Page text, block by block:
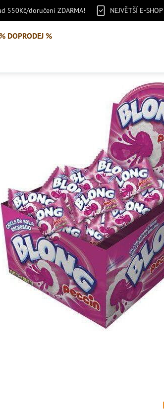
550Kč/doručení ZDARMA! NEJVĚTŠÍ E-
DOPRODEJ %